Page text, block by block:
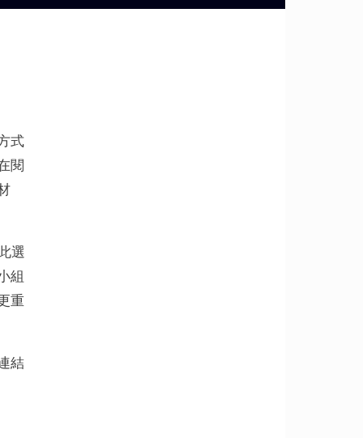
式
閱
選
組
重
結